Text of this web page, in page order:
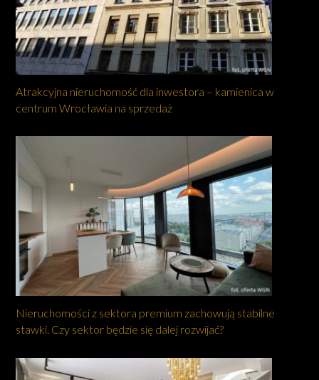
Atrakcyjna nieruchomość dla inwestora – kamienica w
centrum Wrocławia na sprzedaż
Nieruchomości z sektora premium zachowują stabilne
stawki. Czy sektor będzie się dalej rozwijać?